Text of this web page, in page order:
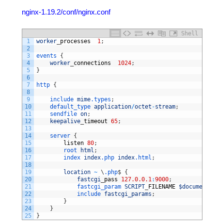
nginx-1.19.2/conf/nginx.conf
Shell
1
2
3
4
5
6
7
8
9
10
11
12
13
14
15
16
17
18
19
20
21
22
23
24
25
worker processes 1;
events
{
worker connections 1024;
}
http {
include mime.types ;
default_type application/octet -stream;
sendfile on;
keepalive timeout 65;
server {
listen 80;
root
html ;
index index.php index.html ;
location ~ \ .php$ {
fastcgi pass 127.0.0.1:9000;
fastcgi_param SCRIPT FILENAME
include fastcgi_params ;
}
}
}